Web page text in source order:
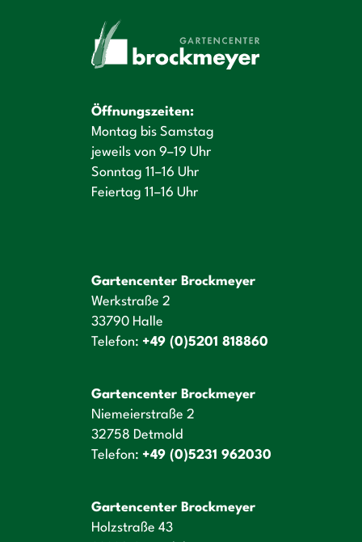
Öffnungszeiten:
Montag bis Samstag
jeweils von 9–19 Uhr
Sonntag 11–16 Uhr
Feiertag 11–16 Uhr
Gartencenter Brockmeyer
Werkstraße 2
33790 Halle
Telefon: +49 (0)5201 818860
Gartencenter Brockmeyer
Niemeierstraße 2
32758 Detmold
Telefon: +49 (0)5231 962030
Gartencenter Brockmeyer
Holzstraße 43